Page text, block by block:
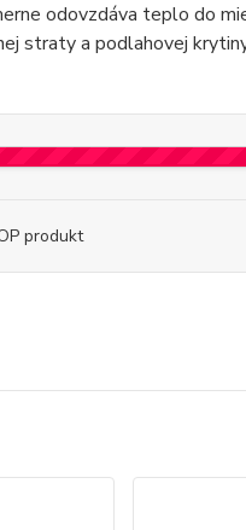
odovzdáva teplo do
straty a podlahovej
produkt